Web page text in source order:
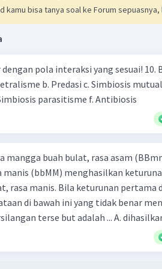
kamu bisa tanya soal ke Forum sepuasnya,
pola interaksi yang sesuai! 10.
b. Predasi c. Simbiosis
parasitisme f. Antibiosis
mangga buah bulat, rasa asam
manis (bbMM) menghasilkan
rasa manis. Bila keturunan pertama
di bawah ini yang tidak benar
but adalah ... A. dihasilkan sembilan mangga
asam C.
rasa manis D. dihasi lkan tiga mangga buah